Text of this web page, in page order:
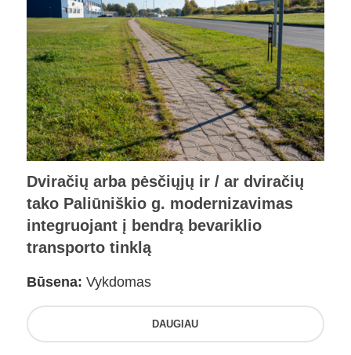
Dviračių arba pėsčiųjų ir / ar dviračių
tako Paliūniškio g. modernizavimas
integruojant į bendrą bevariklio
transporto tinklą
Būsena: Vykdomas
DAUGIAU